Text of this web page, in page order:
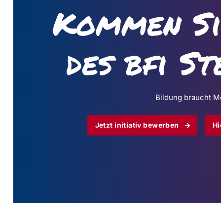
Kommen
des bfi
Bildung braucht
Jetzt initiativ bewerben